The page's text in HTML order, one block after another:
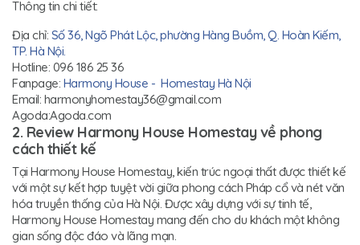
Thông tin chi tiết:
Địa chỉ: Số 36, Ngõ Phát Lộc, phường Hàng Buồm, Q. Hoàn Kiếm,
TP. Hà Nội.
Hotline: 096 186 25 36
Fanpage: Harmony House - Homestay Hà Nội
Email: harmonyhomestay36@gmail.com
Agoda:Agoda.com
2. Review Harmony House Homestay về phong
cách thiết kế
Tại Harmony House Homestay, kiến trúc ngoại thất được thiết kế
với một sự kết hợp tuyệt vời giữa phong cách Pháp cổ và nét văn
hóa truyền thống của Hà Nội. Được xây dựng với sự tinh tế,
Harmony House Homestay mang đến cho du khách một không
gian sống độc đáo và lãng mạn.